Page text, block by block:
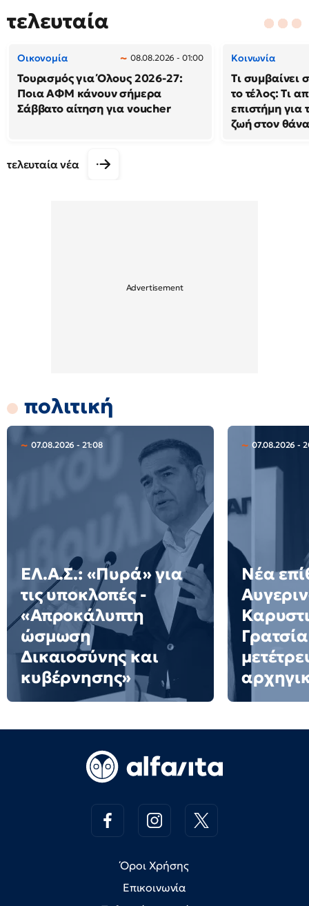
τελευταία
Οικονομία 08.08.2026 - 01:00
Τουρισμός για Όλους 2026-27:
Ποια ΑΦΜ κάνουν σήμερα
Σάββατο αίτηση για voucher
Κοινωνία
Τι συμβαίνει
το τέλος: Τι
επιστήμη για
ζωή στον
τελευταία νέα
πολιτική
07.08.2026 - 21:08
ΕΛ.Α.Σ.: «Πυρά» για
τις υποκλοπές -
«Απροκάλυπτη
ώσμωση
Δικαιοσύνης και
κυβέρνησης»
07.08.2026 -
Νέα
Όροι Χρήσης
Επικοινωνία